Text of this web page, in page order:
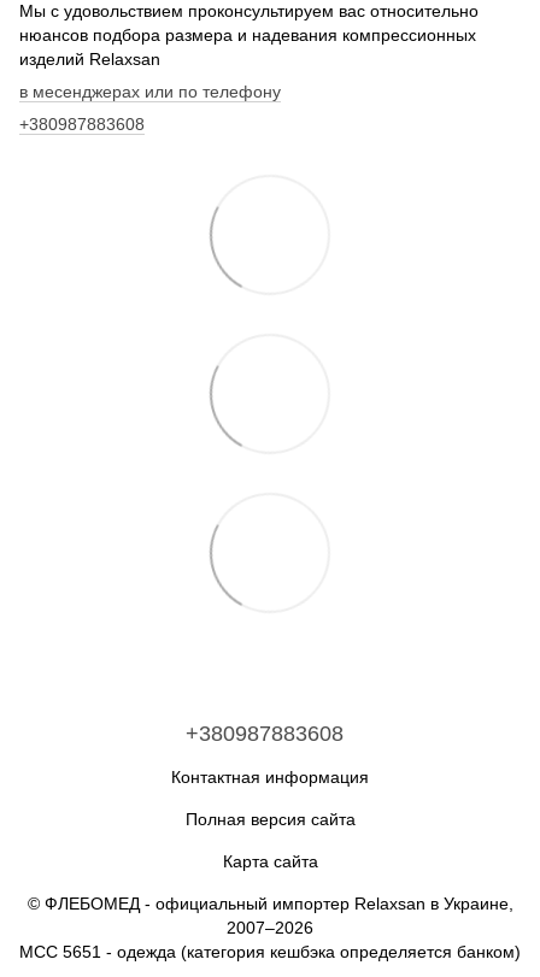
Мы с удовольствием проконсультируем вас относительно
нюансов подбора размера и надевания компрессионных
изделий Relaxsan
в месенджерах или по телефону
+380987883608
+380987883608
Контактная информация
Полная версия сайта
Карта сайта
© ФЛЕБОМЕД - официальный импортер Relaxsan в Украине,
2007–2026
MCC 5651 - одежда (категория кешбэка определяется банком)